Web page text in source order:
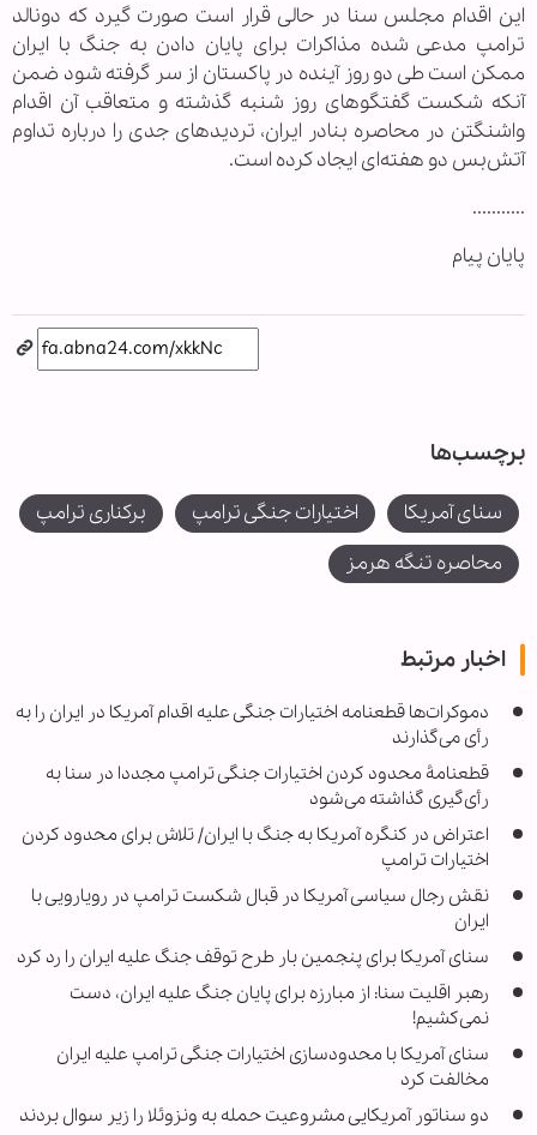
این اقدام مجلس سنا در حالی قرار است صورت گیرد که دونالد
ترامپ مدعی شده مذاکرات برای پایان دادن به جنگ با ایران
ممکن است طی دو روز آینده در پاکستان از سر گرفته شود ضمن
آنکه شکست گفتگوهای روز شنبه گذشته و متعاقب آن اقدام
واشنگتن در محاصره بنادر ایران، تردیدهای جدی را درباره تداوم
آتش‌بس دو هفته‌ای ایجاد کرده است.
...........
پایان پیام
برچسب‌ها
سنای آمریکا اختیارات جنگی ترامپ
برکناری ترامپ
محاصره تنگه هرمز
اخبار مرتبط
دموکرات‌ها قطعنامه اختیارات جنگی علیه اقدام آمریکا در ایران را به
رأی می‌گذارند
قطعنامۀ محدود کردن اختیارات جنگی ترامپ مجددا در سنا به‌
رأی‌گیری گذاشته می‌شود
اعتراض در کنگره آمریکا به جنگ با ایران/ تلاش برای محدود کردن
اختیارات ترامپ
نقش رجال سیاسی آمریکا در قبال شکست ترامپ در رویارویی با
ایران
سنای آمریکا برای پنجمین بار طرح توقف جنگ علیه ایران را رد کرد
رهبر اقلیت سنا: از مبارزه برای پایان جنگ علیه ایران، دست
نمی‌کشیم!
سنای آمریکا با محدودسازی اختیارات جنگی ترامپ علیه ایران
مخالفت کرد
دو سناتور آمریکایی مشروعیت حمله به ونزوئلا را زیر سوال بردند